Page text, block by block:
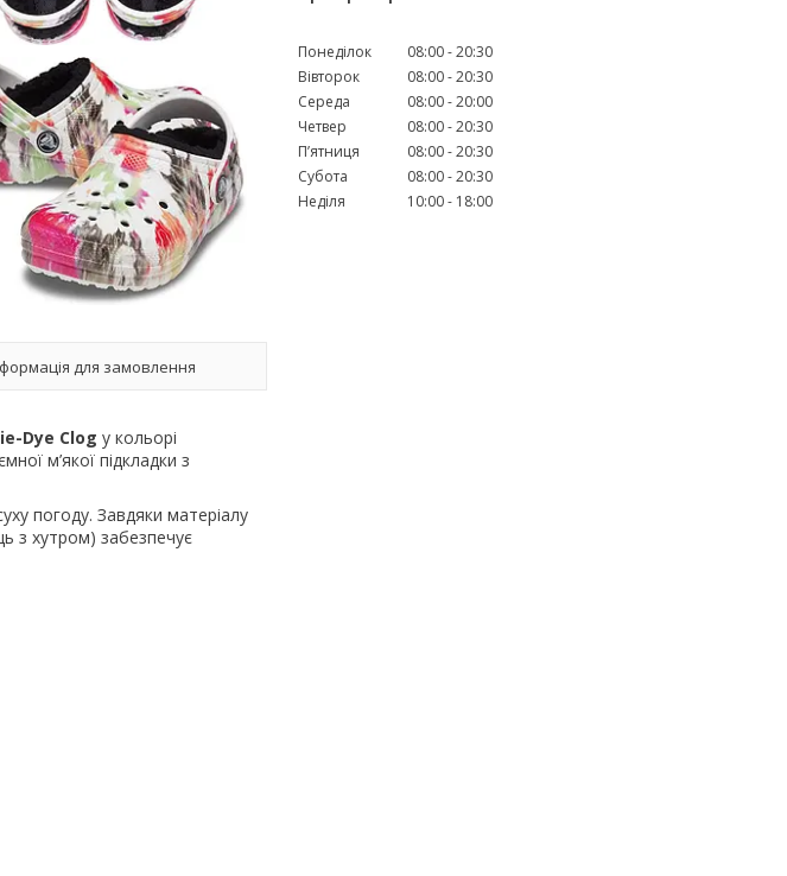
для замовлення
Dye Clog у кольорі
м’якої підкладки з
погоду. Завдяки матеріалу
з хутром) забезпечує
Понеділок 08:00 20:30
Вівторок
08:00 20:30
Середа
08:00 20:00
Четвер
08:00 20:30
Пʼятниця
08:00 20:30
Субота
08:00 20:30
Неділя
10:00 18:00